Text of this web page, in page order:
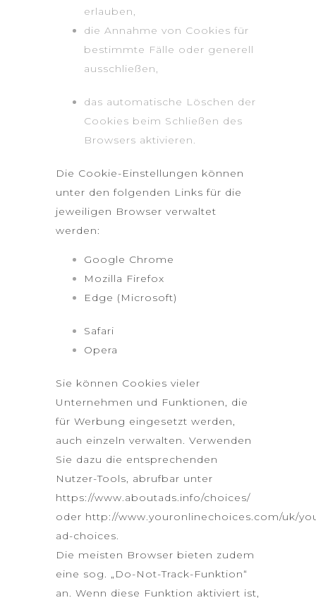
erlauben,
die Annahme von Cookies für
bestimmte Fälle oder generell
ausschließen,
das automatische Löschen der
Cookies beim Schließen des
Browsers aktivieren.
Die Cookie-Einstellungen können
unter den folgenden Links für die
jeweiligen Browser verwaltet
werden:
Google Chrome
Mozilla Firefox
Edge (Microsoft)
Safari
Opera
Sie können Cookies vieler
Unternehmen und Funktionen, die
für Werbung eingesetzt werden,
auch einzeln verwalten. Verwenden
Sie dazu die entsprechenden
Nutzer-Tools, abrufbar unter
https://www.aboutads.info/choices/
oder http://www.youronlinechoices.com/uk/
ad-choices.
Die meisten Browser bieten zudem
eine sog. „Do-Not-Track-Funktion“
an. Wenn diese Funktion aktiviert ist,